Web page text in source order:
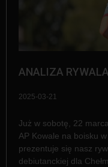
ANALIZA
2025-03-21
Już w sobotę, 22
AP Kowale na boisku
prezentuje się nasz
debiutanckiej dla